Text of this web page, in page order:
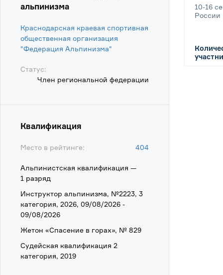
альпинизма
Краснодарская краевая спортивная
общественная организация
"Федерация Альпинизма"
Статус:
Член региональной федерации
Квалификация
Место в рейтинге: 404
Альпинистская квалификация —
1 разряд
Инструктор альпинизма, №2223, 3
категория, 2026, 09/08/2026 -
09/08/2026
Жетон «Спасение в горах», № 829
Судейская квалификация 2
категория, 2019
10-16
России